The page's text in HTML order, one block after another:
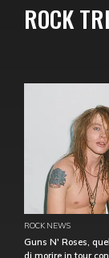
ROCK
ROCK NEWS
Guns N' Roses,